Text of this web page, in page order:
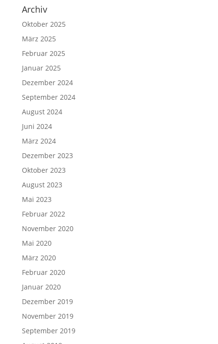
Archiv
Oktober 2025
März 2025
Februar 2025
Januar 2025
Dezember 2024
September 2024
August 2024
Juni 2024
März 2024
Dezember 2023
Oktober 2023
August 2023
Mai 2023
Februar 2022
November 2020
Mai 2020
März 2020
Februar 2020
Januar 2020
Dezember 2019
November 2019
September 2019